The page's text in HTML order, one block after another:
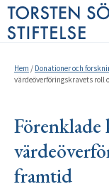
Hem / Donationer och
värdeöverföringskravets roll
framtid